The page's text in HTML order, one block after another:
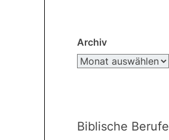
Archiv
Biblische Berufe